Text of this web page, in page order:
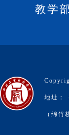
教学
地址：
（绵